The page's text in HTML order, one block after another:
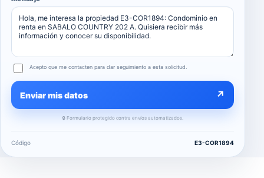
Acepto que me contacten para dar seguimiento a esta solicitud.
Enviar mis datos ↗
🔒 Formulario protegido contra envíos automatizados.
Código E3-COR1894